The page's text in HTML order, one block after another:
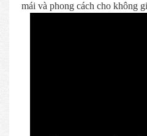
mái và phong cách cho không